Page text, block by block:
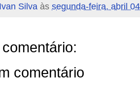
Ivan Silva às segunda-feira, abril
comentário